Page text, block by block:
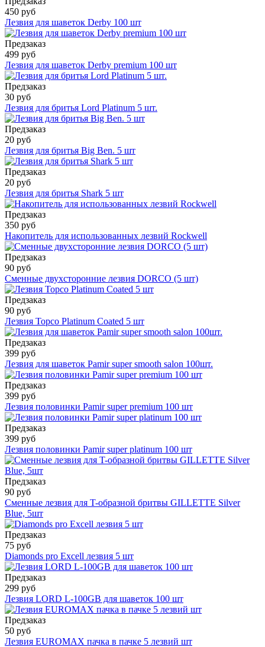
450 руб
Лезвия для шаветок Derby 100 шт
Предзаказ
499 руб
Лезвия для шаветок Derby premium 100 шт
Предзаказ
30 руб
Лезвия для бритья Lord Platinum 5 шт.
Предзаказ
20 руб
Лезвия для бритья Big Ben. 5 шт
Предзаказ
20 руб
Лезвия для бритья Shark 5 шт
Предзаказ
350 руб
Накопитель для использованных лезвий Rockwell
Предзаказ
90 руб
Сменные двухсторонние лезвия DORCO (5 шт)
Предзаказ
90 руб
Лезвия Topco Platinum Coated 5 шт
Предзаказ
399 руб
Лезвия для шаветок Pamir super smooth salon 100шт.
Предзаказ
399 руб
Лезвия половинки Pamir super premium 100 шт
Предзаказ
399 руб
Лезвия половинки Pamir super platinum 100 шт
Предзаказ
90 руб
Сменные лезвия для T-образной бритвы GILLETTE Silver
Blue, 5шт
Предзаказ
75 руб
Diamonds pro Excell лезвия 5 шт
Предзаказ
299 руб
Лезвия LORD L-100GB для шаветок 100 шт
Предзаказ
50 руб
Лезвия EUROMAX пачка в пачке 5 лезвий шт